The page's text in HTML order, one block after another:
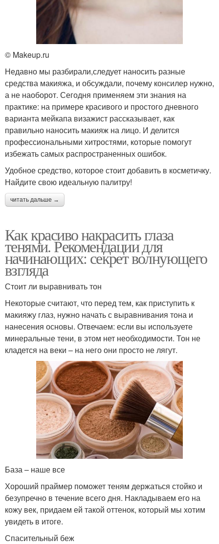
© Makeup.ru
Недавно мы разбирали,следует наносить разные
средства макияжа, и обсуждали, почему консилер нужно,
а не наоборот. Сегодня применяем эти знания на
практике: на примере красивого и простого дневного
варианта мейкапа визажист рассказывает, как
правильно наносить макияж на лицо. И делится
профессиональными хитростями, которые помогут
избежать самых распространенных ошибок.
Удобное средство, которое стоит добавить в косметичку.
Найдите свою идеальную палитру!
читать дальше →
Как красиво накрасить глаза
тенями. Рекомендации для
начинающих: секрет волнующего
взгляда
Стоит ли выравнивать тон
Некоторые считают, что перед тем, как приступить к
макияжу глаз, нужно начать с выравнивания тона и
нанесения основы. Отвечаем: если вы используете
минеральные тени, в этом нет необходимости. Тон не
кладется на веки – на него они просто не лягут.
База – наше все
Хороший праймер поможет теням держаться стойко и
безупречно в течение всего дня. Накладываем его на
кожу век, придаем ей такой оттенок, который мы хотим
увидеть в итоге.
Спасительный беж